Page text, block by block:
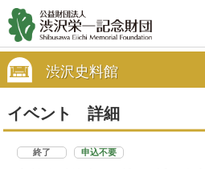
渋沢史料館
イベント 詳細
終了 申込不要